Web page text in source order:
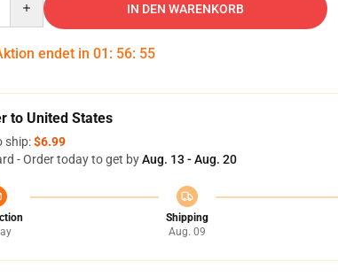
IN DEN WARENKORB
endet in 01 : 56: 54
to United States
ship:$6.99
- Order today to get byAug. 13 - Aug. 20
Shipping
Aug. 09